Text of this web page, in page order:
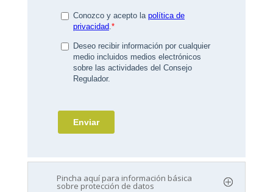
Pincha aquí para información básica
sobre protección de datos